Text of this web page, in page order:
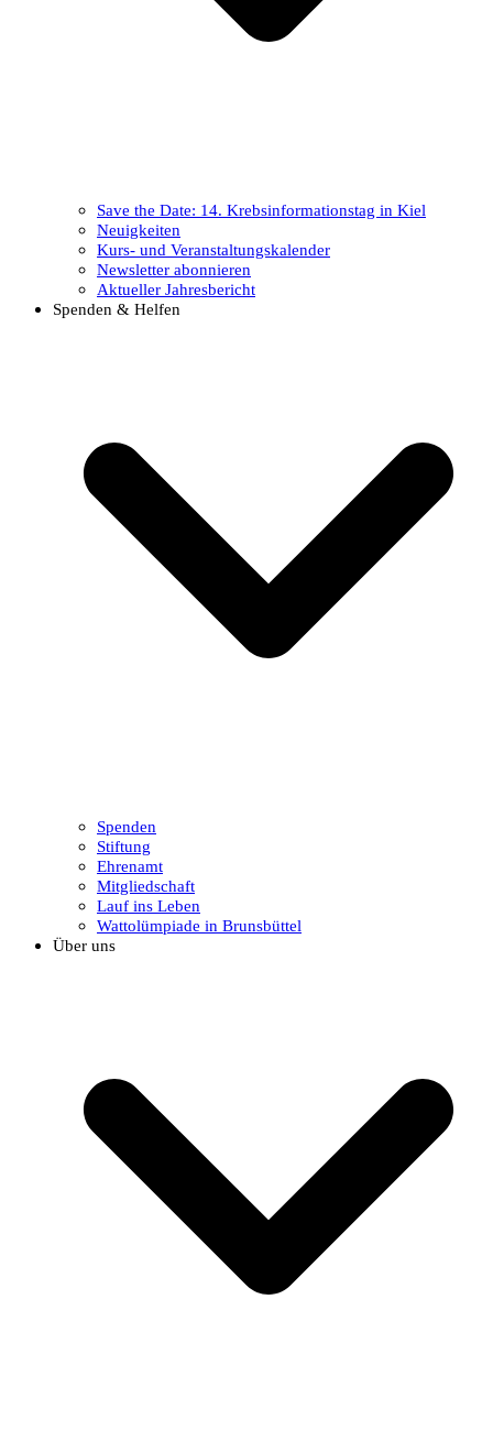
Save the Date: 14. Krebsinformationstag in Kiel
Neuigkeiten
Kurs- und Veranstaltungskalender
Newsletter abonnieren
Aktueller Jahresbericht
Spenden & Helfen
Spenden
Stiftung
Ehrenamt
Mitgliedschaft
Lauf ins Leben
Wattolümpiade in Brunsbüttel
Über uns